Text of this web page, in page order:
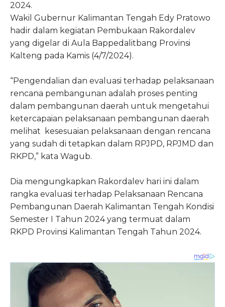
2024.
Wakil Gubernur Kalimantan Tengah Edy Pratowo
hadir dalam kegiatan Pembukaan Rakordalev
yang digelar di Aula Bappedalitbang Provinsi
Kalteng pada Kamis (4/7/2024).
“Pengendalian dan evaluasi terhadap pelaksanaan
rencana pembangunan adalah proses penting
dalam pembangunan daerah untuk mengetahui
ketercapaian pelaksanaan pembangunan daerah
melihat kesesuaian pelaksanaan dengan rencana
yang sudah di tetapkan dalam RPJPD, RPJMD dan
RKPD,” kata Wagub.
Dia mengungkapkan Rakordalev hari ini dalam
rangka evaluasi terhadap Pelaksanaan Rencana
Pembangunan Daerah Kalimantan Tengah Kondisi
Semester I Tahun 2024 yang termuat dalam
RKPD Provinsi Kalimantan Tengah Tahun 2024.